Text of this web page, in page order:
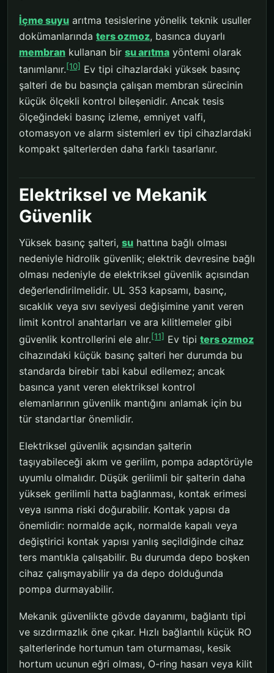
İçme suyu arıtma tesislerine yönelik teknik usuller
dokümanlarında ters ozmoz, basınca duyarlı
membran kullanan bir su arıtma yöntemi olarak
tanımlanır.[10] Ev tipi cihazlardaki yüksek basınç
şalteri de bu basınçla çalışan membran sürecinin
küçük ölçekli kontrol bileşenidir. Ancak tesis
ölçeğindeki basınç izleme, emniyet valfi,
otomasyon ve alarm sistemleri ev tipi cihazlardaki
kompakt şalterlerden daha farklı tasarlanır.
Elektriksel ve Mekanik
Güvenlik
Yüksek basınç şalteri, su hattına bağlı olması
nedeniyle hidrolik güvenlik; elektrik devresine bağlı
olması nedeniyle de elektriksel güvenlik açısından
değerlendirilmelidir. UL 353 kapsamı, basınç,
sıcaklık veya sıvı seviyesi değişimine yanıt veren
limit kontrol anahtarları ve ara kilitlemeler gibi
güvenlik kontrollerini ele alır.[11] Ev tipi ters ozmoz
cihazındaki küçük basınç şalteri her durumda bu
standarda birebir tabi kabul edilemez; ancak
basınca yanıt veren elektriksel kontrol
elemanlarının güvenlik mantığını anlamak için bu
tür standartlar önemlidir.
Elektriksel güvenlik açısından şalterin
taşıyabileceği akım ve gerilim, pompa adaptörüyle
uyumlu olmalıdır. Düşük gerilimli bir şalterin daha
yüksek gerilimli hatta bağlanması, kontak erimesi
veya ısınma riski doğurabilir. Kontak yapısı da
önemlidir: normalde açık, normalde kapalı veya
değiştirici kontak yapısı yanlış seçildiğinde cihaz
ters mantıkla çalışabilir. Bu durumda depo boşken
cihaz çalışmayabilir ya da depo dolduğunda
pompa durmayabilir.
Mekanik güvenlikte gövde dayanımı, bağlantı tipi
ve sızdırmazlık öne çıkar. Hızlı bağlantılı küçük RO
şalterlerinde hortumun tam oturmaması, kesik
hortum ucunun eğri olması, O-ring hasarı veya kilit